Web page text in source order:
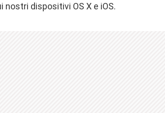
dispositivi OS X e iOS.